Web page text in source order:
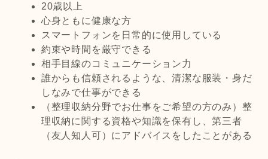
20歳以上
心身ともに健康な方
スマートフォンを日常的に使用している
約束や時間を厳守できる
相手目線のコミュニケーション力
誰からも信頼されるような、清潔な服装・身だ
しなみで仕事ができる
（整理収納分野でお仕事をご希望の方のみ）整
理収納に関する資格や知識を保有し、第三者
（友人知人可）にアドバイスをしたことがある